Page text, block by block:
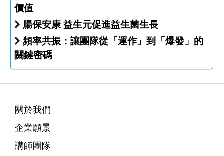
價值
腸保安康 益生元促進益生菌生長
頻率共振：讓團隊從「運作」到「爆發」的
關鍵密碼
關於我們
企業願景
講師團隊